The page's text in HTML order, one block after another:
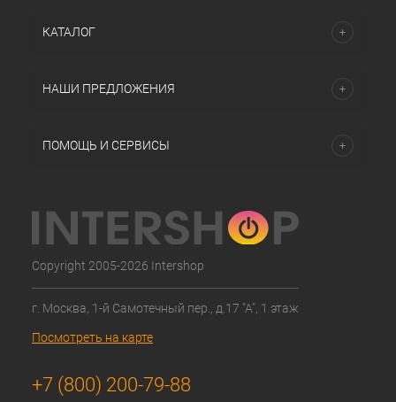
КАТАЛОГ
НАШИ ПРЕДЛОЖЕНИЯ
ПОМОЩЬ И СЕРВИСЫ
Copyright 2005-2026 Intershop
г. Москва, 1-й Самотечный пер., д.17 "А", 1 этаж
Посмотреть на карте
+7 (800) 200-79-88